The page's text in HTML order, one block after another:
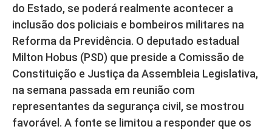
do Estado, se poderá realmente acontecer a
inclusão dos policiais e bombeiros militares na
Reforma da Previdência. O deputado estadual
Milton Hobus (PSD) que preside a Comissão de
Constituição e Justiça da Assembleia Legislativa,
na semana passada em reunião com
representantes da segurança civil, se mostrou
favorável. A fonte se limitou a responder que os